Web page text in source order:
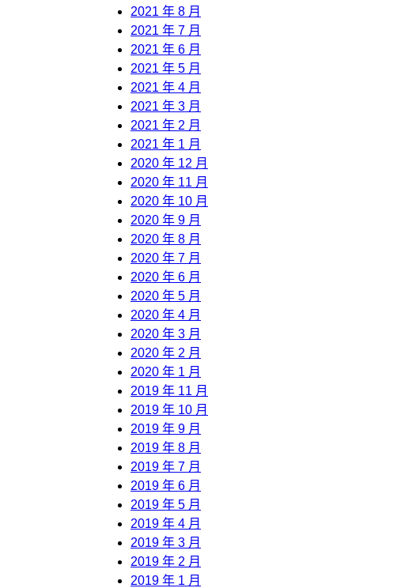
2021 年 8 月
2021 年 7 月
2021 年 6 月
2021 年 5 月
2021 年 4 月
2021 年 3 月
2021 年 2 月
2021 年 1 月
2020 年 12 月
2020 年 11 月
2020 年 10 月
2020 年 9 月
2020 年 8 月
2020 年 7 月
2020 年 6 月
2020 年 5 月
2020 年 4 月
2020 年 3 月
2020 年 2 月
2020 年 1 月
2019 年 11 月
2019 年 10 月
2019 年 9 月
2019 年 8 月
2019 年 7 月
2019 年 6 月
2019 年 5 月
2019 年 4 月
2019 年 3 月
2019 年 2 月
2019 年 1 月